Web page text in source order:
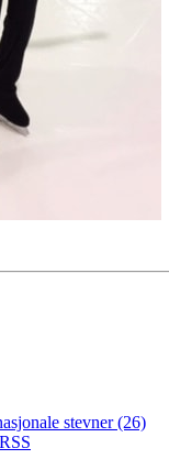
stevner (26)
RSS